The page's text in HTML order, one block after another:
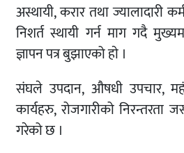
अस्थायी, करार तथा ज्यालादारी
निशर्त स्थायी गर्न माग गदै
ज्ञापन पत्र बुझाएको हाे ।
संघले उपदान, औषधी उपचार,
कार्यहरु, रोजगारीको निरन्तरता
गरेको छ ।